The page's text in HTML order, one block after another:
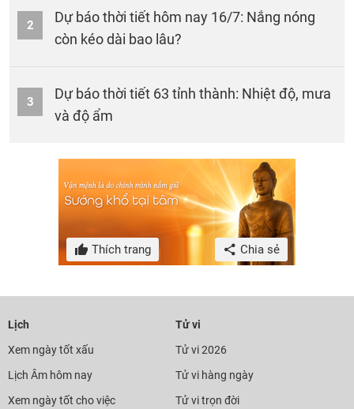
2
Dự báo thời tiết hôm nay 16/7: Nắng nóng
còn kéo dài bao lâu?
3
Dự báo thời tiết 63 tỉnh thành: Nhiệt độ, mưa
và độ ẩm
Thích trang Chia sẻ
Lịch
Xem ngày tốt xấu
Lịch Âm hôm nay
Xem ngày tốt cho việc
Tử vi
Tử vi 2026
Tử vi hàng ngày
Tử vi trọn đời